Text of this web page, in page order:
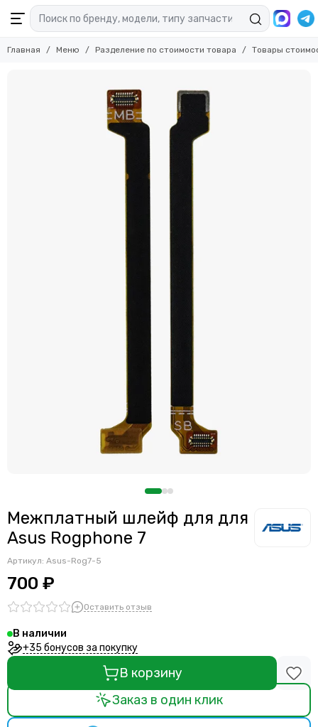
Главная Меню Разделение по стоимости товара Товары
Межплатный шлейф для для
Asus Rogphone 7
Артикул: Asus-Rog7-5
700 ₽
Оставить отзыв
В наличии
+35 бонусов за покупку
В корзину
Заказ в один клик